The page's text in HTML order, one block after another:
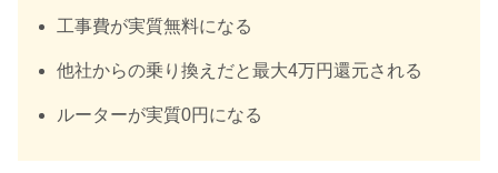
工事費が実質無料になる
他社からの乗り換えだと最大4万円還元される
ルーターが実質0円になる